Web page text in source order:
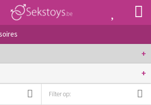
+
+
Filter op: